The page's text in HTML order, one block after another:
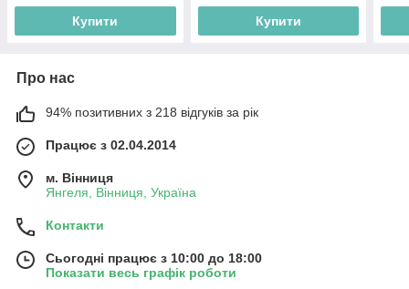
Купити Купити
Про нас
94% позитивних з 218 відгуків за рік
Працює з 02.04.2014
м. Вінниця
Янгеля, Вінниця, Україна
Контакти
Сьогодні працює з 10:00 до 18:00
Показати весь графік роботи